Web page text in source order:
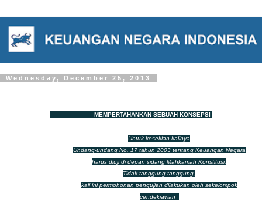
Wednesday, December 25, 2013
MEMPERTAHANKAN SEBUAH KONSEPSI
Untuk kesekian kalinya
Undang-undang No. 17 tahun 2003 tentang Keuangan Negara
harus diuji di depan sidang Mahkamah Konstitusi.
Tidak tanggung-tanggung,
kali ini permohonan pengujian dilakukan oleh sekelompok
cendekiawan